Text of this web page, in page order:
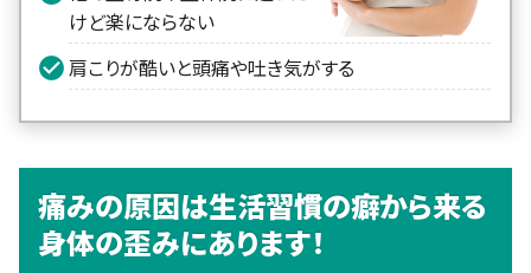
けど楽にならない
肩こりが酷いと頭痛や吐き気がする
痛みの原因は生活習慣の癖から来る
身体の歪みにあります！